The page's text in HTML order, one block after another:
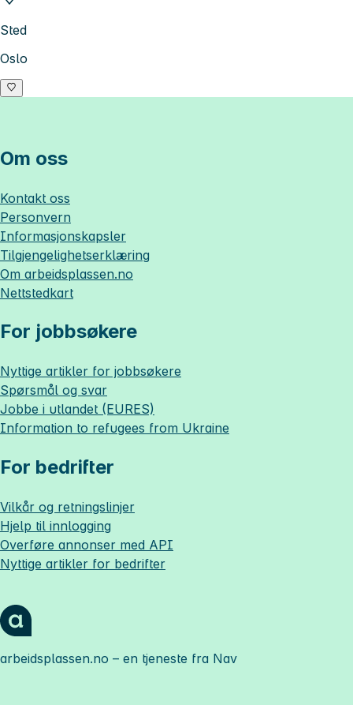
Sted
Oslo
Om oss
Kontakt oss
Personvern
Informasjonskapsler
Tilgjengelighetserklæring
Om arbeidsplassen.no
Nettstedkart
For jobbsøkere
Nyttige artikler for jobbsøkere
Spørsmål og svar
Jobbe i utlandet (EURES)
Information to refugees from Ukraine
For bedrifter
Vilkår og retningslinjer
Hjelp til innlogging
Overføre annonser med API
Nyttige artikler for bedrifter
arbeidsplassen.no – en tjeneste fra Nav